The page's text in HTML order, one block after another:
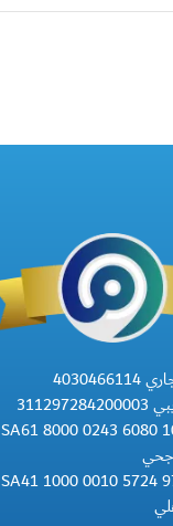
SA61 8000 0243 6080
SA41 1000 0010 5724